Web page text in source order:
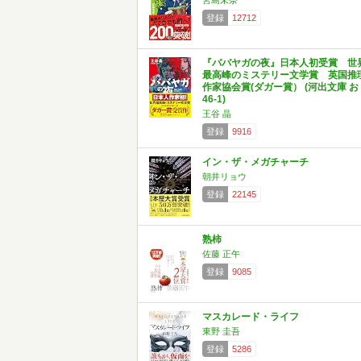
登録
12712
『ババヤガの夜』日本人初受賞 世
最高峰のミステリー文学賞 英国推
作家協会賞(ダガー賞） (河出文庫 お
46-1)
王谷 晶
登録
9916
イン・ザ・メガチャーチ
朝井リョウ
登録
22145
熟柿
佐藤 正午
登録
9085
マスカレード・ライフ
東野 圭吾
登録
5286